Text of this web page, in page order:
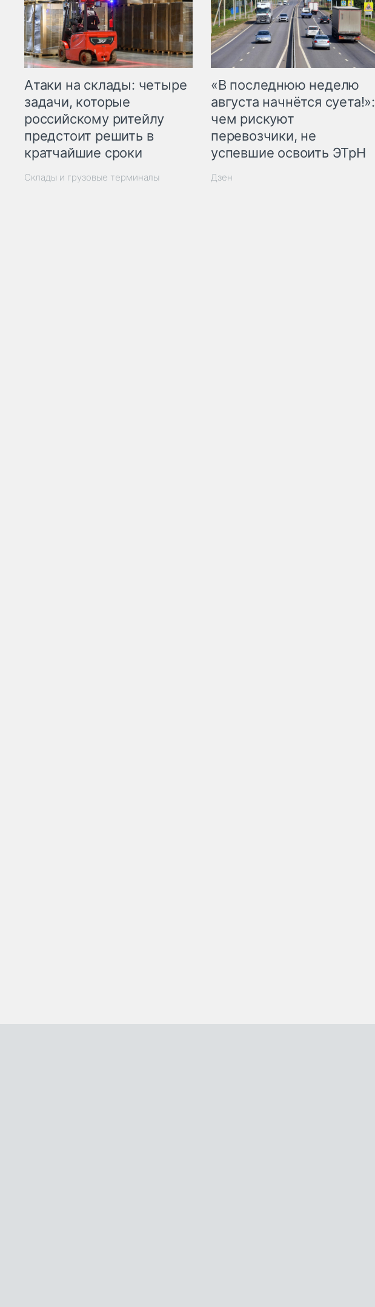
Атаки на склады: четыре
задачи, которые
российскому ритейлу
предстоит решить в
кратчайшие сроки
Склады и грузовые терминалы
«В последнюю неделю
августа начнётся суета!»:
чем рискуют
перевозчики, не
успевшие освоить ЭТрН
Дзен